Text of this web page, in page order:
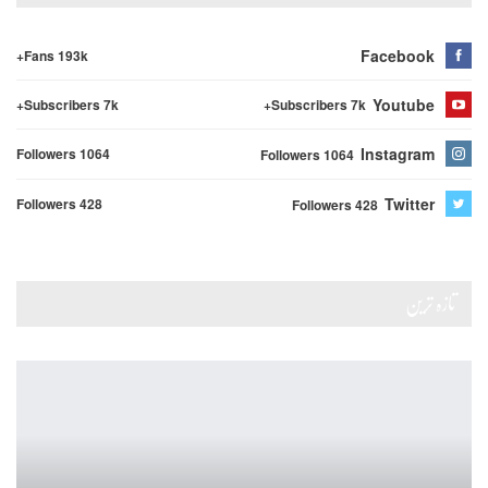
Facebook
Fans 193k+
Youtube
Subscribers 7k+
Subscribers 7k+
Instagram
Followers 1064
Followers 1064
Twitter
Followers 428
Followers 428